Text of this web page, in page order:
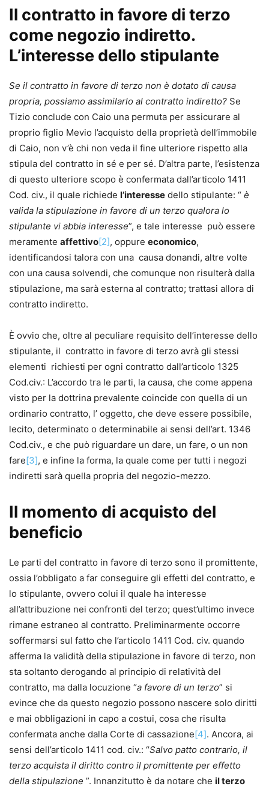
Il contratto in favore di terzo
come negozio indiretto.
L’interesse dello stipulante
Se il contratto in favore di terzo non è dotato di causa
propria, possiamo assimilarlo al contratto indiretto? Se
Tizio conclude con Caio una permuta per assicurare al
proprio figlio Mevio l’acquisto della proprietà dell’immobile
di Caio, non v’è chi non veda il fine ulteriore rispetto alla
stipula del contratto in sé e per sé. D’altra parte, l’esistenza
di questo ulteriore scopo è confermata dall’articolo 1411
Cod. civ., il quale richiede l’interesse dello stipulante: “ è
valida la stipulazione in favore di un terzo qualora lo
stipulante vi abbia interesse”, e tale interesse può essere
meramente affettivo[2], oppure economico,
identificandosi talora con una causa donandi, altre volte
con una causa solvendi, che comunque non risulterà dalla
stipulazione, ma sarà esterna al contratto; trattasi allora di
contratto indiretto.
È ovvio che, oltre al peculiare requisito dell’interesse dello
stipulante, il contratto in favore di terzo avrà gli stessi
elementi richiesti per ogni contratto dall’articolo 1325
Cod.civ.: L’accordo tra le parti, la causa, che come appena
visto per la dottrina prevalente coincide con quella di un
ordinario contratto, l’ oggetto, che deve essere possibile,
lecito, determinato o determinabile ai sensi dell’art. 1346
Cod.civ., e che può riguardare un dare, un fare, o un non
fare[3], e infine la forma, la quale come per tutti i negozi
indiretti sarà quella propria del negozio-mezzo.
Il momento di acquisto del
beneficio
Le parti del contratto in favore di terzo sono il promittente,
ossia l’obbligato a far conseguire gli effetti del contratto, e
lo stipulante, ovvero colui il quale ha interesse
all’attribuzione nei confronti del terzo; quest’ultimo invece
rimane estraneo al contratto. Preliminarmente occorre
soffermarsi sul fatto che l’articolo 1411 Cod. civ. quando
afferma la validità della stipulazione in favore di terzo, non
sta soltanto derogando al principio di relatività del
contratto, ma dalla locuzione “a favore di un terzo” si
evince che da questo negozio possono nascere solo diritti
e mai obbligazioni in capo a costui, cosa che risulta
confermata anche dalla Corte di cassazione[4]. Ancora, ai
sensi dell’articolo 1411 cod. civ.: “Salvo patto contrario, il
terzo acquista il diritto contro il promittente per effetto
della stipulazione ”. Innanzitutto è da notare che il terzo